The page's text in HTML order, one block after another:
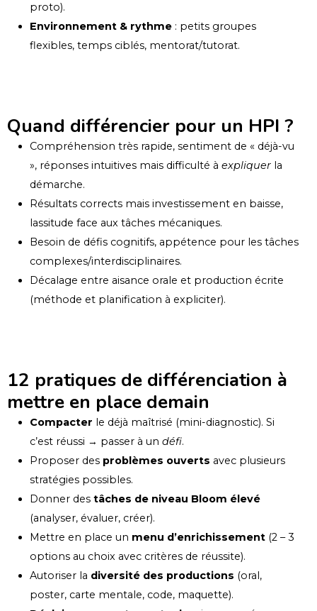
proto).
Environnement & rythme : petits groupes
flexibles, temps ciblés, mentorat/tutorat.
Quand différencier pour un HPI ?
Compréhension très rapide, sentiment de « déjà-vu
», réponses intuitives mais difficulté àexpliquer la
démarche.
Résultats corrects mais investissement en baisse,
lassitude face aux tâches mécaniques.
Besoin de défis cognitifs, appétence pour les tâches
complexes/interdisciplinaires.
Décalage entre aisance orale et production écrite
(méthode et planification à expliciter).
12 pratiques de différenciation à
mettre en place demain
Compacter le déjà maîtrisé (mini-diagnostic). Si
c’est réussi → passer à undéfi.
Proposer des problèmes ouverts avec plusieurs
stratégies possibles.
Donner destâches de niveau Bloom élevé
(analyser, évaluer, créer).
Mettre en place un menu d’enrichissement (2 – 3
options au choix avec critères de réussite).
Autoriser la diversité des productions (oral,
poster, carte mentale, code, maquette).